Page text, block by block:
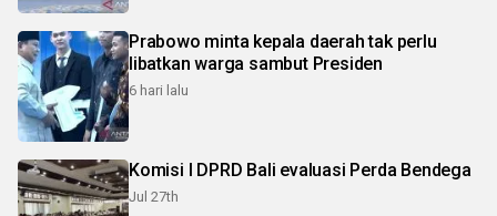
Prabowo minta kepala daerah tak perlu
libatkan warga sambut Presiden
6 hari lalu
Komisi I DPRD Bali evaluasi Perda Bendega
Jul 27th